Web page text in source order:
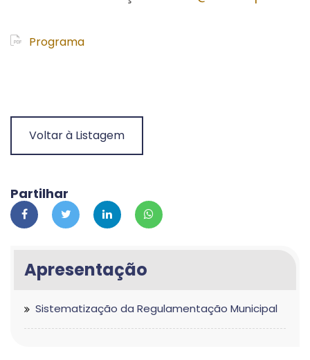
Programa
Voltar à Listagem
Partilhar
Apresentação
Sistematização da Regulamentação Municipal